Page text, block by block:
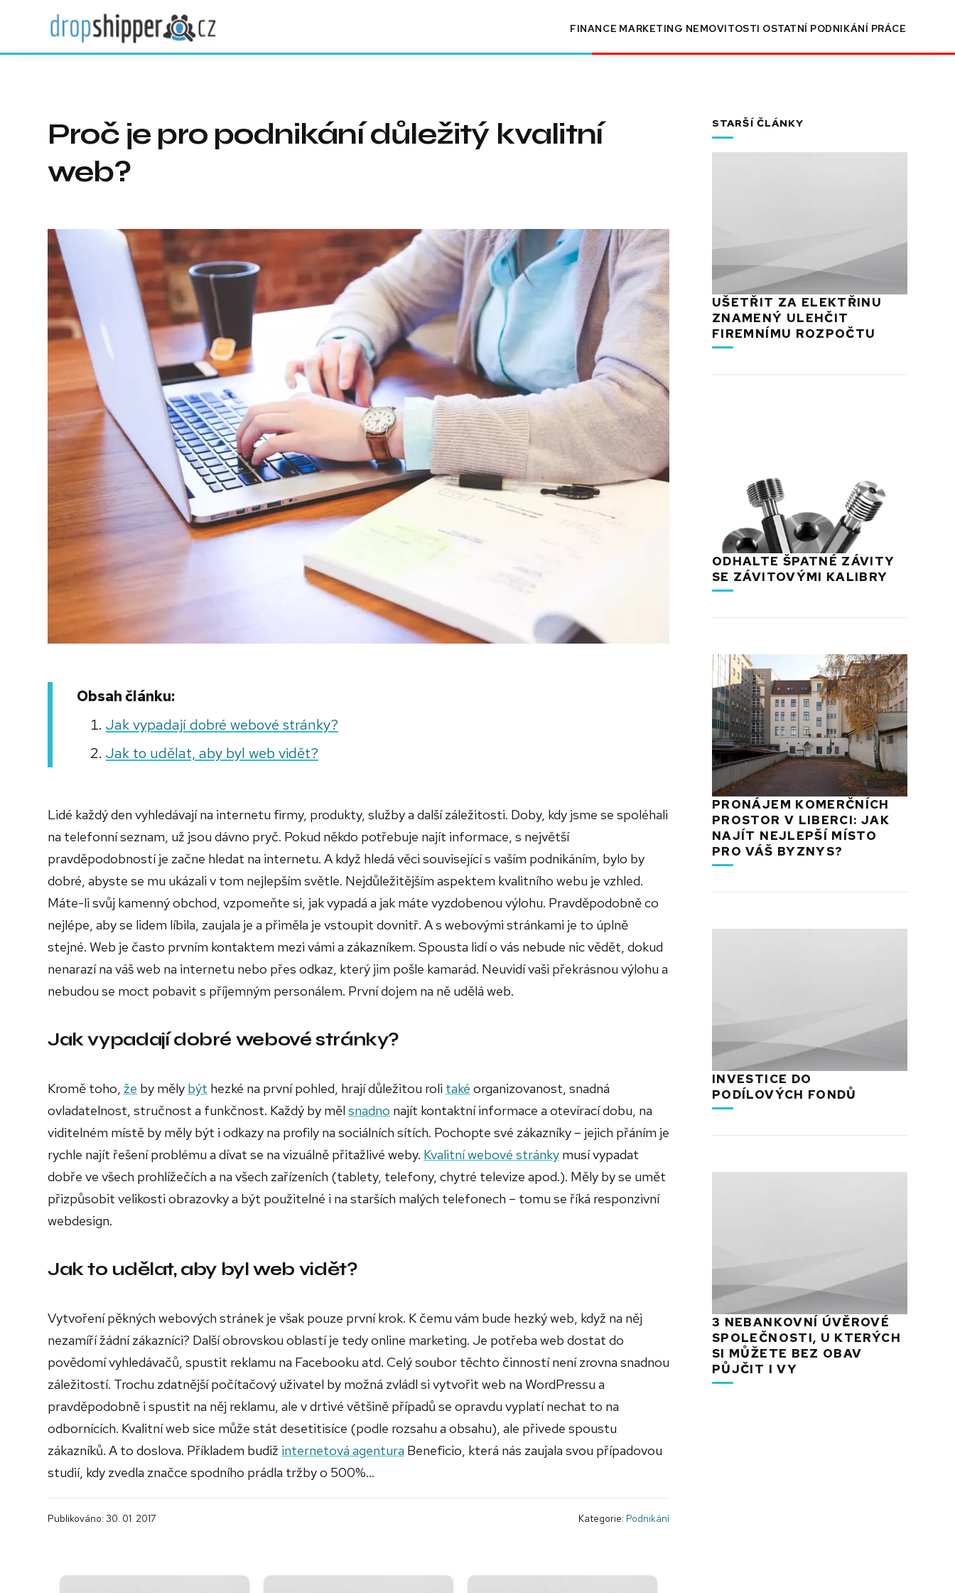
FINANCE MARKETING NEMOVITOSTI OSTATNÍ PODNIKÁNÍ PRÁCE
Proč je pro podnikání důležitý kvalitní
web?
Obsah článku:
Jak vypadají dobré webové stránky?
Jak to udělat, aby byl web vidět?
Lidé každý den vyhledávají na internetu firmy, produkty, služby a další záležitosti. Doby, kdy jsme se spoléhali
na telefonní seznam, už jsou dávno pryč. Pokud někdo potřebuje najít informace, s největší
pravděpodobností je začne hledat na internetu. A když hledá věci související s vaším podnikáním, bylo by
dobré, abyste se mu ukázali v tom nejlepším světle. Nejdůležitějším aspektem kvalitního webu je vzhled.
Máte-li svůj kamenný obchod, vzpomeňte si, jak vypadá a jak máte vyzdobenou výlohu. Pravděpodobně co
nejlépe, aby se lidem líbila, zaujala je a přiměla je vstoupit dovnitř. A s webovými stránkami je to úplně
stejné. Web je často prvním kontaktem mezi vámi a zákazníkem. Spousta lidí o vás nebude nic vědět, dokud
nenarazí na váš web na internetu nebo přes odkaz, který jim pošle kamarád. Neuvidí vaši překrásnou výlohu a
nebudou se moct pobavit s příjemným personálem. První dojem na ně udělá web.
Jak vypadají dobré webové stránky?
Kromě toho, že by měly být hezké na první pohled, hrají důležitou roli také organizovanost, snadná
ovladatelnost, stručnost a funkčnost. Každý by měl snadno najít kontaktní informace a otevírací dobu, na
viditelném místě by měly být i odkazy na profily na sociálních sítích. Pochopte své zákazníky – jejich přáním je
rychle najít řešení problému a dívat se na vizuálně přitažlivé weby. Kvalitní webové stránky musí vypadat
dobře ve všech prohlížečích a na všech zařízeních (tablety, telefony, chytré televize apod.). Měly by se umět
přizpůsobit velikosti obrazovky a být použitelné i na starších malých telefonech – tomu se říká responzivní
webdesign.
Jak to udělat, aby byl web vidět?
Vytvoření pěkných webových stránek je však pouze první krok. K čemu vám bude hezký web, když na něj
nezamíří žádní zákazníci? Další obrovskou oblastí je tedy online marketing. Je potřeba web dostat do
povědomí vyhledávačů, spustit reklamu na Facebooku atd. Celý soubor těchto činností není zrovna snadnou
záležitostí. Trochu zdatnější počítačový uživatel by možná zvládl si vytvořit web na WordPressu a
pravděpodobně i spustit na něj reklamu, ale v drtivé většině případů se opravdu vyplatí nechat to na
odbornících. Kvalitní web sice může stát desetitisíce (podle rozsahu a obsahu), ale přivede spoustu
zákazníků. A to doslova. Příkladem budiž internetová agentura Beneficio, která nás zaujala svou případovou
studií, kdy zvedla značce spodního prádla tržby o 500%...
Publikováno: 30. 01. 2017 Kategorie: Podnikání
STARŠÍ ČLÁNKY
UŠETŘIT ZA ELEKTŘINU
ZNAMENÝ ULEHČIT
FIREMNÍMU ROZPOČTU
ODHALTE ŠPATNÉ ZÁVITY
SE ZÁVITOVÝMI KALIBRY
PRONÁJEM KOMERČNÍCH
PROSTOR V LIBERCI: JAK
NAJÍT NEJLEPŠÍ MÍSTO
PRO VÁŠ BYZNYS?
INVESTICE DO
PODÍLOVÝCH FONDŮ
3 NEBANKOVNÍ ÚVĚROVÉ
SPOLEČNOSTI, U KTERÝCH
SI MŮŽETE BEZ OBAV
PŮJČIT I VY